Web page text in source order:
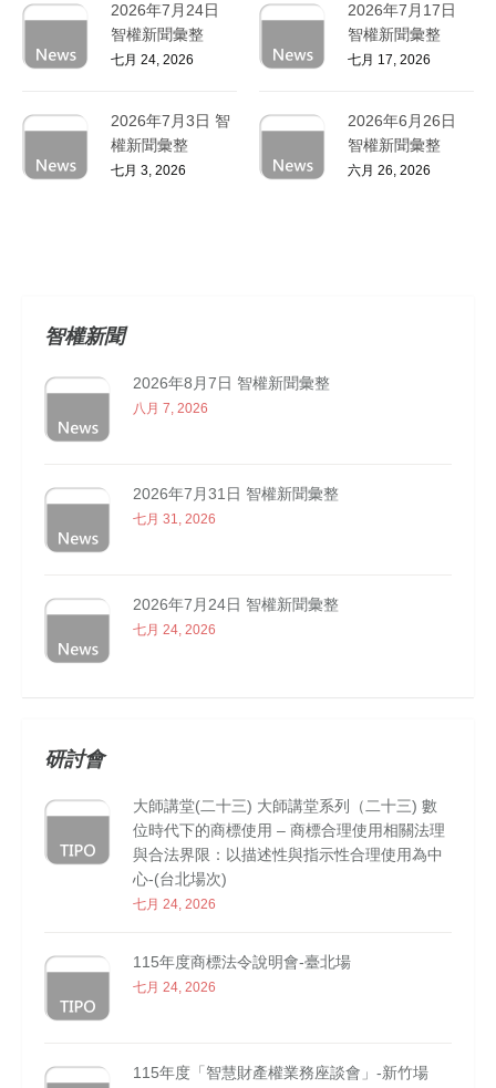
2026年7月24日
智權新聞彙整
七月 24, 2026
2026年7月17日
智權新聞彙整
七月 17, 2026
2026年7月3日 智
權新聞彙整
七月 3, 2026
2026年6月26日
智權新聞彙整
六月 26, 2026
智權新聞
2026年8月7日 智權新聞彙整
八月 7, 2026
2026年7月31日 智權新聞彙整
七月 31, 2026
2026年7月24日 智權新聞彙整
七月 24, 2026
研討會
大師講堂(二十三) 大師講堂系列（二十三) 數
位時代下的商標使用 – 商標合理使用相關法理
與合法界限：以描述性與指示性合理使用為中
心-(台北場次)
七月 24, 2026
115年度商標法令說明會-臺北場
七月 24, 2026
115年度「智慧財產權業務座談會」-新竹場